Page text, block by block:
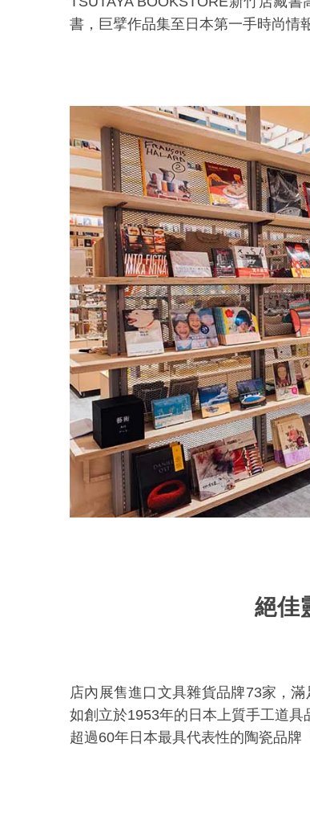
書，巨擘作品集至日本第一手時尚情
絕佳
店內展售進口文具雜貨品牌73家，滿
如創立於1953年的日本上質手工道具
超過60年日本最具代表性的陶瓷品牌